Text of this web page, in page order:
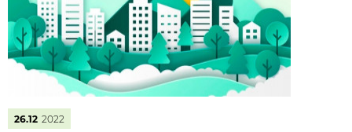
26.12 2022